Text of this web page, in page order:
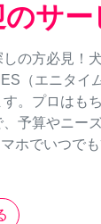
サー
の方必見！
（エニタイ
。プロはも
予算やニー
ホでいつで